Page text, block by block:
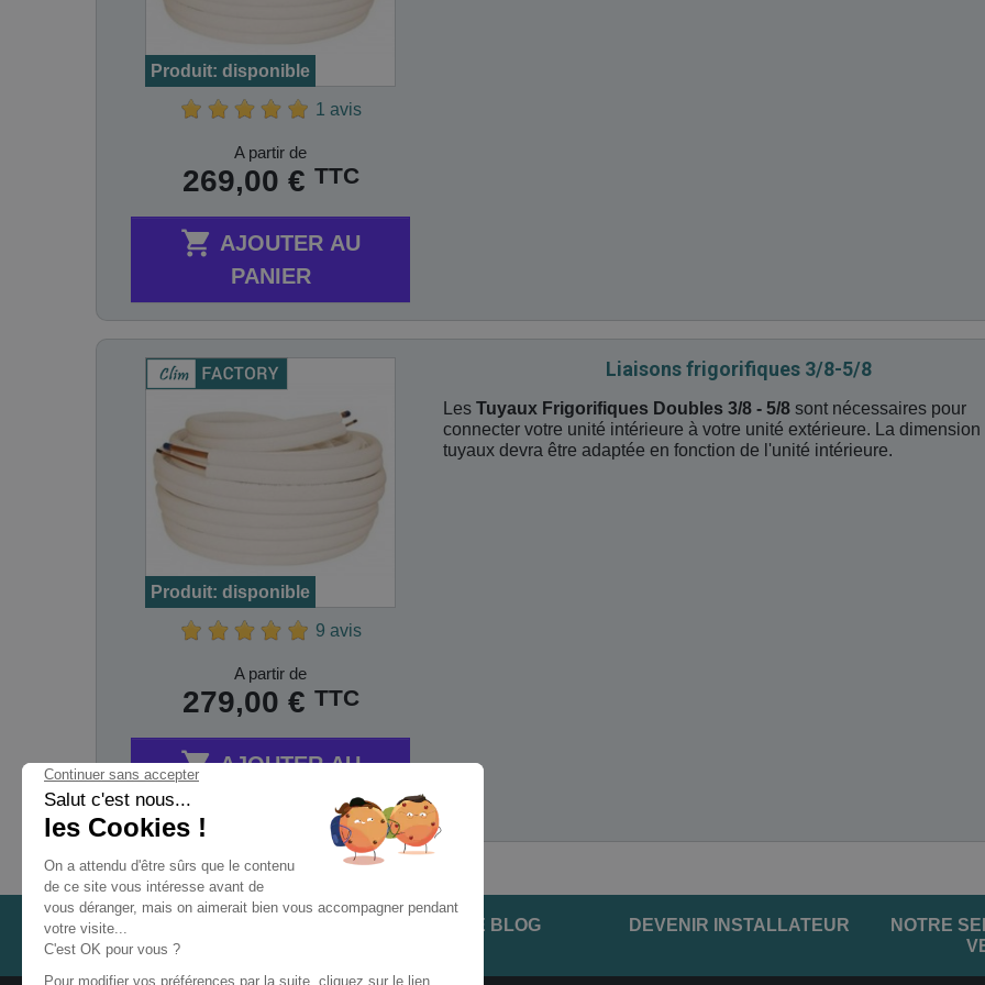
Produit: disponible
1 avis
A partir de
269,00 € TTC

PANIER
Produit: disponible
9 avis
A partir de
279,00 € TTC
AJOUTER AU
Liaisons frigorifiques 3/8-5/8
Les Tuyaux Frigorifiques Doubles 3/8 - 5/8 sont nécessaires pour
connecter votre unité intérieure à votre unité extérieure. La dimension
tuyaux devra être adaptée en fonction de l'unité intérieure.
Affichage 1-4 de 4 article(s)
NOTRE BLOG DEVENIR INSTALLATEUR
NOTRE